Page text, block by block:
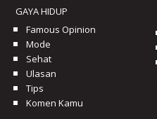
GAYA HIDUP
Famous Opinion
Mode
Sehat
Ulasan
Tips
Komen Kamu